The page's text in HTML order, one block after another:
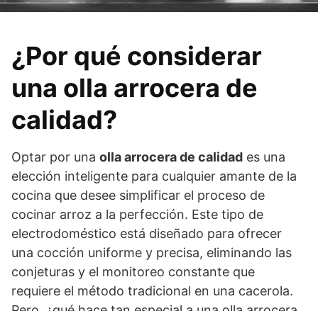
¿Por qué considerar
una olla arrocera de
calidad?
Optar por una olla arrocera de calidad es una
elección inteligente para cualquier amante de la
cocina que desee simplificar el proceso de
cocinar arroz a la perfección. Este tipo de
electrodoméstico está diseñado para ofrecer
una cocción uniforme y precisa, eliminando las
conjeturas y el monitoreo constante que
requiere el método tradicional en una cacerola.